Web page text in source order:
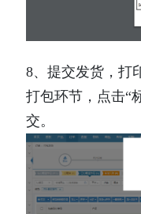
8、提交发货，打
打包环节，点击“
交。